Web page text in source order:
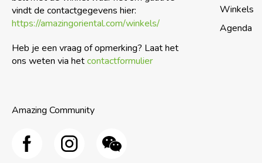
vindt de contactgegevens hier:
https://amazingoriental.com/winkels/
Heb je een vraag of opmerking? Laat het
ons weten via hetcontactformulier
Amazing Community
Winkels
Agenda